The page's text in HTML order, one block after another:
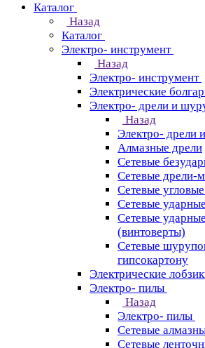
Каталог
Назад
Каталог
Электро- инструмент
Назад
Электро- инструмент
Электрические
Электро- дрели и
Назад
Электро- дрели
Алмазные дрели
Сетевые
Сетевые дрели-
Сетевые
Сетевые
Сетевые
(винтоверты)
Сетевые
гипсокартону
Электрические
Электро- пилы
Назад
Электро- пилы
Сетевые
Сетевые